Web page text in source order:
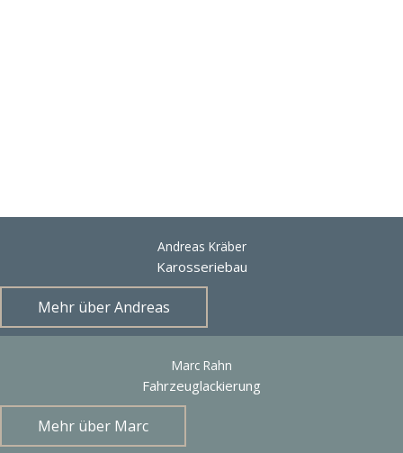
Andreas Kräber
Karosseriebau
Mehr über Andreas
Marc Rahn
Fahrzeuglackierung
Mehr über Marc